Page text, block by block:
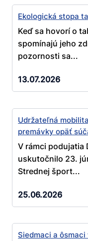
Ekologická stopa
Keď sa hovorí o
spomínajú jeho
pozornosti sa...
13.07.2026
Udržateľná
premávky opäť
V rámci podujatia
uskutočnilo 23.
Strednej šport...
25.06.2026
Siedmaci a